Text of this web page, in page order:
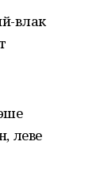
влак
леве